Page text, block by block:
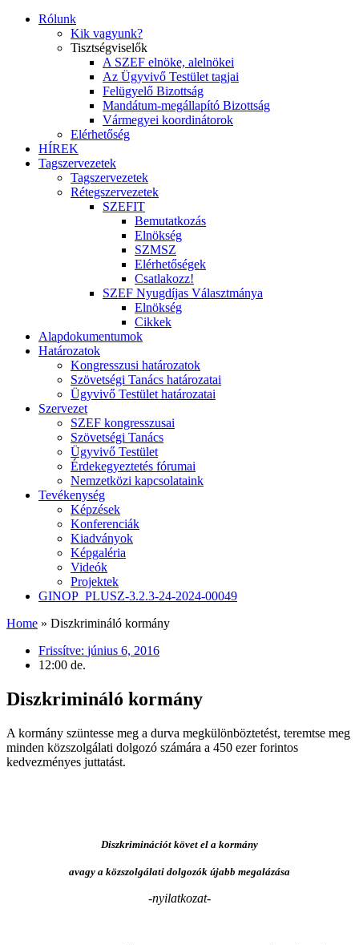
Rólunk
Kik vagyunk?
Tisztségviselők
A SZEF elnöke, alelnökei
Az Ügyvivő Testület tagjai
Felügyelő Bizottság
Mandátum-megállapító Bizottság
Vármegyei koordinátorok
Elérhetőség
HÍREK
Tagszervezetek
Tagszervezetek
Rétegszervezetek
SZEFIT
Bemutatkozás
Elnökség
SZMSZ
Elérhetőségek
Csatlakozz!
SZEF Nyugdíjas Választmánya
Elnökség
Cikkek
Alapdokumentumok
Határozatok
Kongresszusi határozatok
Szövetségi Tanács határozatai
Ügyvivő Testület határozatai
Szervezet
SZEF kongresszusai
Szövetségi Tanács
Ügyvivő Testület
Érdekegyeztetés fórumai
Nemzetközi kapcsolataink
Tevékenység
Képzések
Konferenciák
Kiadványok
Képgaléria
Videók
Projektek
GINOP_PLUSZ-3.2.3-24-2024-00049
Home » Diszkrimináló kormány
Frissítve: június 6, 2016
12:00 de.
Diszkrimináló kormány
A kormány szüntesse meg a durva megkülönböztetést, teremtse meg
minden közszolgálati dolgozó számára a 450 ezer forintos
kedvezményes juttatást.
Diszkriminációt követ el a kormány
avagy a közszolgálati dolgozók újabb megalázása
-nyilatkozat-